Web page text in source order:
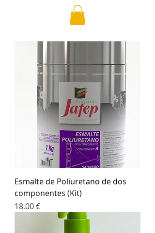
Esmalte de Poliuretano de dos
componentes (Kit)
Precio
18,00 €